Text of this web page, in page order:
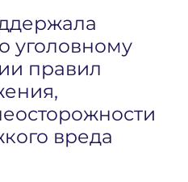
уголовному
правил
вреда